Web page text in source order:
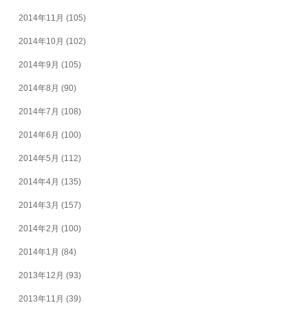
2014年11月 (105)
2014年10月 (102)
2014年9月 (105)
2014年8月 (90)
2014年7月 (108)
2014年6月 (100)
2014年5月 (112)
2014年4月 (135)
2014年3月 (157)
2014年2月 (100)
2014年1月 (84)
2013年12月 (93)
2013年11月 (39)